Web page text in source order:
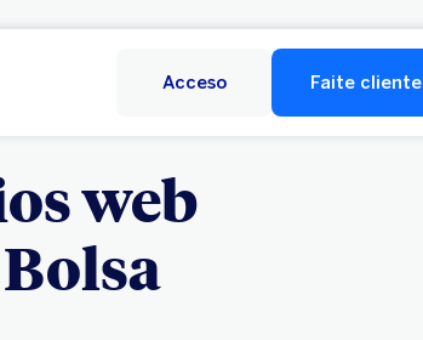
Acceso Faite cliente
web